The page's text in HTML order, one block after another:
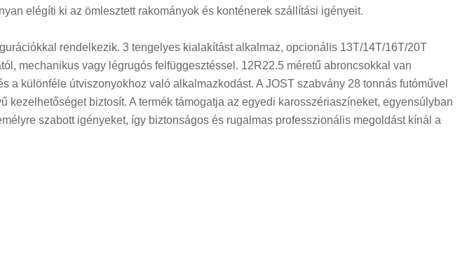
elégíti ki az ömlesztett rakományok és konténerek szállítási igényeit.
rendelkezik. 3 tengelyes kialakítást alkalmaz, opcionális 13T/14T/16T/20T
mechanikus vagy légrugós felfüggesztéssel. 12R22.5 méretű abroncsokkal van
a különféle útviszonyokhoz való alkalmazkodást. A JOST szabvány 28 tonnás futóművel
kezelhetőséget biztosít. A termék támogatja az egyedi karosszériaszíneket, egyensúlyban
szabott igényeket, így biztonságos és rugalmas professzionális megoldást kínál a